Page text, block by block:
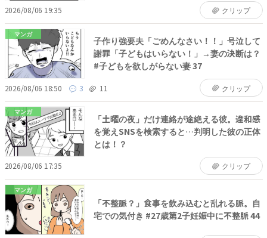
2026/08/06 19:35 クリップ
マンガ
子作り強要夫「ごめんなさい！！」号泣して
謝罪「子どもはいらない！」→妻の決断は？
#子どもを欲しがらない妻 37
2026/08/06 18:50 3 11 クリップ
マンガ
「土曜の夜」だけ連絡が途絶える彼。違和感
を覚えSNSを検索すると…判明した彼の正体
とは！？
2026/08/06 17:35 クリップ
マンガ
「不整脈？」食事を飲み込むと乱れる脈。自
宅での気付き #27歳第2子妊娠中に不整脈 44